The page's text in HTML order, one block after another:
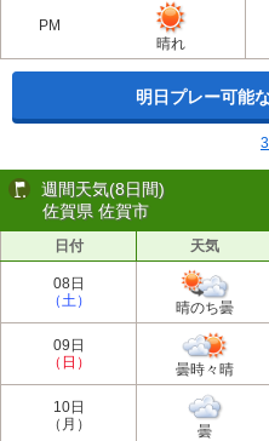
PM
晴れ
明日プレー可能
週間天気(8日間)
佐賀県 佐賀市
日付 天気
08日
（土）
晴のち曇
09日
（日）
曇時々晴
10日
（月）
曇